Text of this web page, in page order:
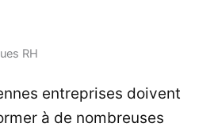
RH
entreprises doivent
à de nombreuses